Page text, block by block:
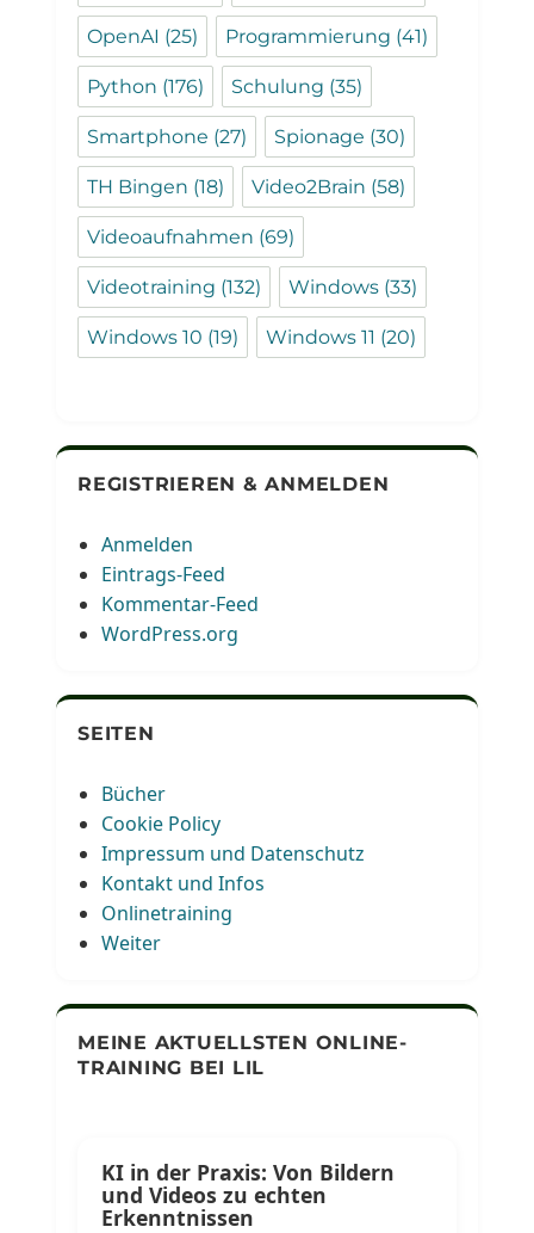
OpenAI (25) Programmierung (41)
Python (176) Schulung (35)
Smartphone (27) Spionage (30)
TH Bingen (18) Video2Brain (58)
Videoaufnahmen (69)
Videotraining (132) Windows (33)
Windows 10 (19) Windows 11 (20)
REGISTRIEREN & ANMELDEN
Anmelden
Eintrags-Feed
Kommentar-Feed
WordPress.org
SEITEN
Bücher
Cookie Policy
Impressum und Datenschutz
Kontakt und Infos
Onlinetraining
Weiter
MEINE AKTUELLSTEN ONLINE-
TRAINING BEI LIL
KI in der Praxis: Von Bildern
und Videos zu echten
Erkenntnissen